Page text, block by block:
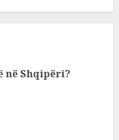
në Shqipëri?